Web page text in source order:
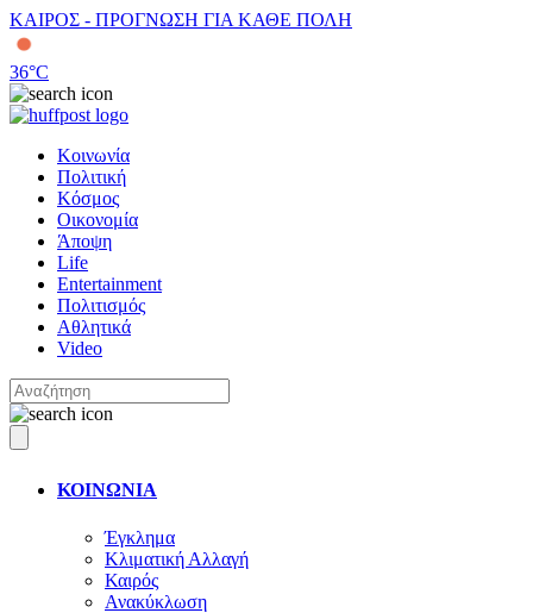
ΚΑΙΡΟΣ - ΠΡΟΓΝΩΣΗ ΓΙΑ ΚΑΘΕ ΠΟΛΗ
36°C
Κοινωνία
Πολιτική
Κόσμος
Οικονομία
Άποψη
Life
Entertainment
Πολιτισμός
Αθλητικά
Video
ΚΟΙΝΩΝΙΑ
Έγκλημα
Κλιματική Αλλαγή
Καιρός
Ανακύκλωση